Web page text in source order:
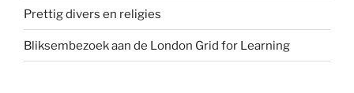
Prettig divers en religies
Bliksembezoek aan de London Grid for Learning